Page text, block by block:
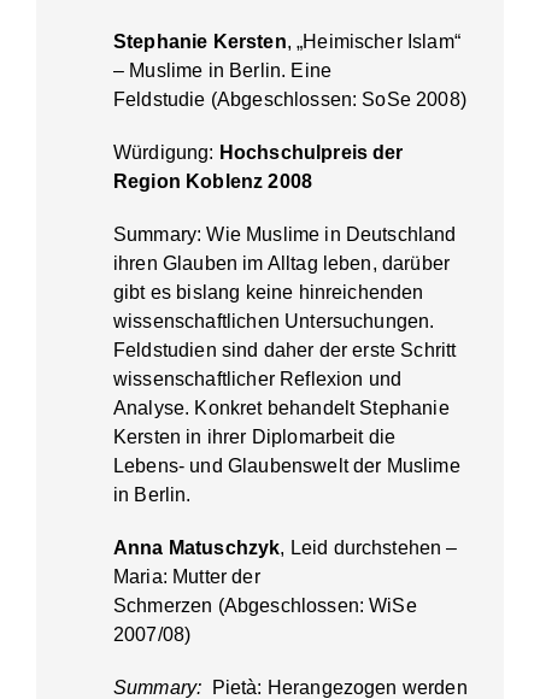
Stephanie Kersten, „Heimischer Islam“
– Muslime in Berlin. Eine
Feldstudie (Abgeschlossen: SoSe 2008)
Würdigung: Hochschulpreis der
Region Koblenz 2008
Summary: Wie Muslime in Deutschland
ihren Glauben im Alltag leben, darüber
gibt es bislang keine hinreichenden
wissenschaftlichen Untersuchungen.
Feldstudien sind daher der erste Schritt
wissenschaftlicher Reflexion und
Analyse. Konkret behandelt Stephanie
Kersten in ihrer Diplomarbeit die
Lebens- und Glaubenswelt der Muslime
in Berlin.
Anna Matuschzyk, Leid durchstehen –
Maria: Mutter der
Schmerzen (Abgeschlossen: WiSe
2007/08)
Summary:
Pietà: Herangezogen werden